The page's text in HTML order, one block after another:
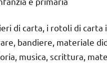
di carta, i rotoli di
bandiere, materiale
musica, scrittura,